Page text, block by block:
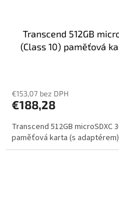
Transcend 512GB
(Class 10) paměťová
€153,07 bez DPH
€188,28
Transcend 512GB microSDXC
paměťová karta (s